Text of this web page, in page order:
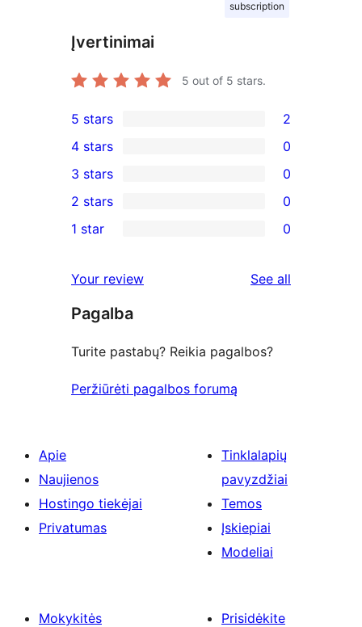
subscription
Įvertinimai
5 out of 5 stars.
2
5-
star
reviews
5 stars 2
4-
star
reviews
4 stars 0
0
3-
star
3 stars 0
2-
reviews
2 stars 0
star
reviews
1 star 0
Your review See all
Pagalba
Turite pastabų? Reikia pagalbos?
Peržiūrėti pagalbos forumą
Apie
Naujienos
Hostingo tiekėjai
Privatumas
Tinklalapių
pavyzdžiai
Temos
Įskiepiai
Modeliai
Mokykitės
Prisidėkite